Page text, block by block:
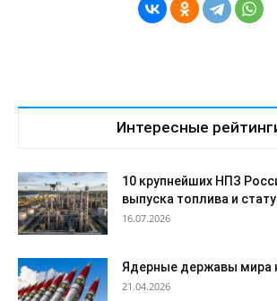
Интересные
10 крупнейших НПЗ
выпуска топлива и
16.07.2026
Ядерные державы мира
21.04.2026